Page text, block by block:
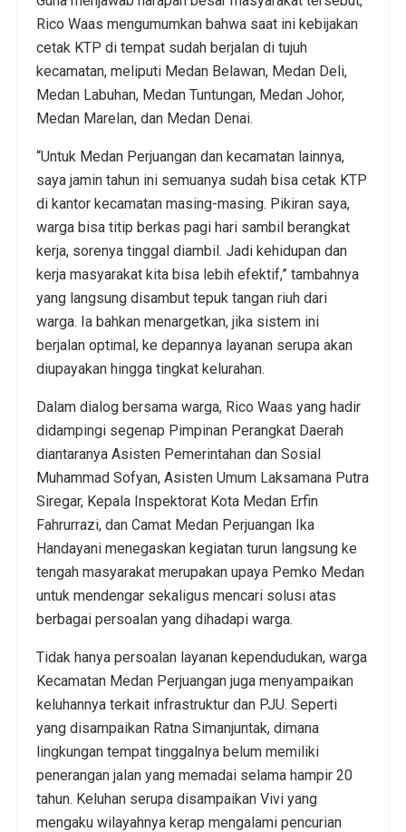
Rico Waas mengumumkan bahwa saat ini kebijakan
cetak KTP di tempat sudah berjalan di tujuh
kecamatan, meliputi Medan Belawan, Medan Deli,
Medan Labuhan, Medan Tuntungan, Medan Johor,
Medan Marelan, dan Medan Denai.
“Untuk Medan Perjuangan dan kecamatan lainnya,
saya jamin tahun ini semuanya sudah bisa cetak KTP
di kantor kecamatan masing-masing. Pikiran saya,
warga bisa titip berkas pagi hari sambil berangkat
kerja, sorenya tinggal diambil. Jadi kehidupan dan
kerja masyarakat kita bisa lebih efektif,” tambahnya
yang langsung disambut tepuk tangan riuh dari
warga. Ia bahkan menargetkan, jika sistem ini
berjalan optimal, ke depannya layanan serupa akan
diupayakan hingga tingkat kelurahan.
Dalam dialog bersama warga, Rico Waas yang hadir
didampingi segenap Pimpinan Perangkat Daerah
diantaranya Asisten Pemerintahan dan Sosial
Muhammad Sofyan, Asisten Umum Laksamana Putra
Siregar, Kepala Inspektorat Kota Medan Erfin
Fahrurrazi, dan Camat Medan Perjuangan Ika
Handayani menegaskan kegiatan turun langsung ke
tengah masyarakat merupakan upaya Pemko Medan
untuk mendengar sekaligus mencari solusi atas
berbagai persoalan yang dihadapi warga.
Tidak hanya persoalan layanan kependudukan, warga
Kecamatan Medan Perjuangan juga menyampaikan
keluhannya terkait infrastruktur dan PJU. Seperti
yang disampaikan Ratna Simanjuntak, dimana
lingkungan tempat tinggalnya belum memiliki
penerangan jalan yang memadai selama hampir 20
tahun. Keluhan serupa disampaikan Vivi yang
mengaku wilayahnya kerap mengalami pencurian